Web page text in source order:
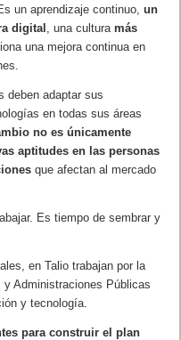
un aprendizaje continuo,un
digital , una culturamás
una mejora continua en
deben adaptar sus
en todas sus áreas
no es únicamente
aptitudes en las personas
que afectan al mercado
Es tiempo de sembrar y
en Talio trabajan por la
Administraciones Públicas
y tecnología.
para construir el plan